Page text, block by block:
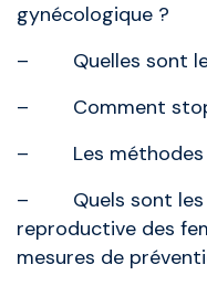
gynécologique ?
– Quelles sont les
– Comment
– Les méthodes
– Quels sont les
reproductive des
mesures de